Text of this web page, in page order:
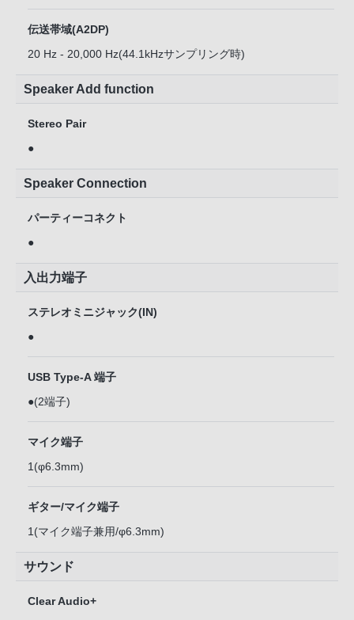
伝送帯域(A2DP)
20 Hz - 20,000 Hz(44.1kHzサンプリング時)
Speaker Add function
Stereo Pair
●
Speaker Connection
パーティーコネクト
●
入出力端子
ステレオミニジャック(IN)
●
USB Type-A 端子
●(2端子)
マイク端子
1(φ6.3mm)
ギター/マイク端子
1(マイク端子兼用/φ6.3mm)
サウンド
Clear Audio+